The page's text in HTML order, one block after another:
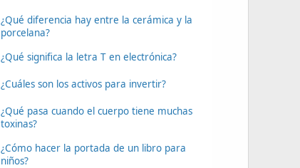
¿Qué diferencia hay entre la cerámica y la
porcelana?
¿Qué significa la letra T en electrónica?
¿Cuáles son los activos para invertir?
¿Qué pasa cuando el cuerpo tiene muchas
toxinas?
¿Cómo hacer la portada de un libro para
niños?